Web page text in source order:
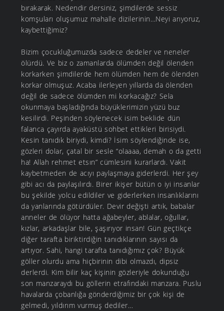
bırakarak. Nedendir dersiniz, şimdilerde sessiz
komşuları oluşumuz mahalle dizilerinin…Neyi arıyoruz,
kaybettiğimiz?
Bizim çocukluğumuzda sadece dedeler ve neneler
ölürdü. Ve biz o zamanlarda ölümden değil ölenden
korkarken şimdilerde hem ölümden hem de ölenden
korkar olmuşuz. Acaba ilerleyen yıllarda da ölenden
değil de sadece ölümden mi korkacağız? Sela
okunmaya başladığında büyüklerimizin yüzü buz
kesilirdi. Peşinden söylenecek isim beklide dün
falanca çayırda ayaküstü sohbet ettikleri birisiydi.
Kesin tanıdık biriydi, kimdi? İsim söylendiğinde ise,
gözleri dolar, çatal bir sesle “olaaaa, demah o da getti
ha! Allah rehmet etsın” cümlesini kurarlardı. Vakit
kaybetmeden de acıyı paylaşmaya giderlerdi. Her şey
gibi acı da paylaşılırdı. Birer ikişer bütün o iyi insanlar
bu şekilde yolcu edildiler ve giderlerken insanlıklarını
da yanlarında götürdüler. Devir değişti artık, babalar
anneler de ölüyor hatta ağabeyler, ablalar, oğullar,
kızlar, arkadaşlar bile, şaşırıyor insan! Gün geçtikçe
diğer tarafta biriktirdiğin tanıdıklarının sayısı da
artıyor. Sahi, hangi tarafta tanıdığımız çok? Büyük
göller olurdu ama hiçbirinin dibi olmazdı, dipsiz
derlerdi. Kim bilir kaç kişinin gözleriyle dokunduğu
son manzaraydı bu göllerin etrafındaki manzara. Puslu
havalarda çobanlığa gönderdiğimiz bir çok kişi de
gelmedi, yıldırım vurmuş dediler…